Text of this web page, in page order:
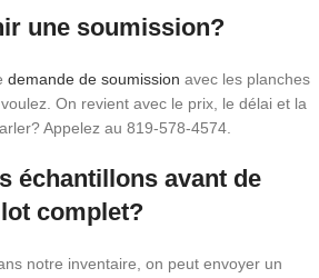
une soumission?
demande de soumission avec les planches
On revient avec le prix, le délai et la
Appelez au 819-578-4574.
échantillons avant de
complet?
notre inventaire, on peut envoyer un